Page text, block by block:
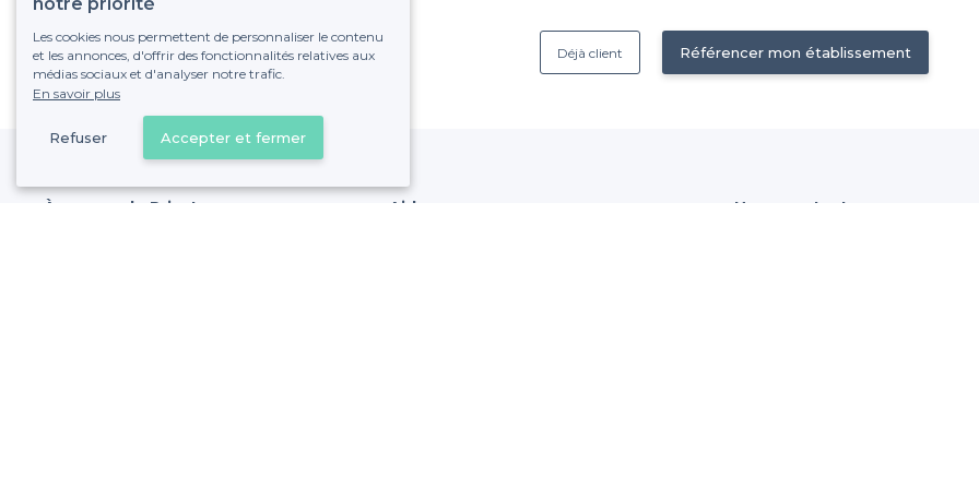
Référencer mon établissement
Déjà client
À propos de Privateaser Aide Nous contacter
Les cookies nous permettent de personnaliser le contenu
et les annonces, d'offrir des fonctionnalités relatives aux
médias sociaux et d'analyser notre trafic.
En savoir plus
Refuser Accepter et fermer